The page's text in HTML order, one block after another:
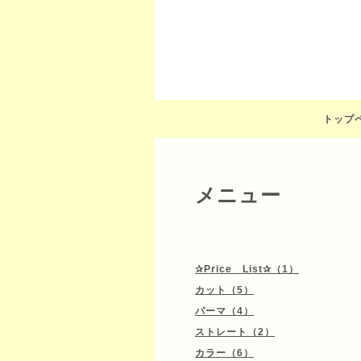
トップ
✰Price List✰（1）
カット（5）
パーマ（4）
ストレート（2）
カラー（6）
メニュー